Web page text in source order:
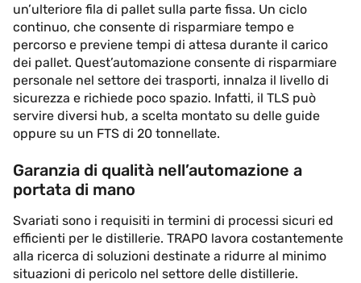
un’ulteriore fila di pallet sulla parte fissa. Un ciclo
continuo, che consente di risparmiare tempo e
percorso e previene tempi di attesa durante il carico
dei pallet. Quest’automazione consente di risparmiare
personale nel settore dei trasporti, innalza il livello di
sicurezza e richiede poco spazio. Infatti, il TLS può
servire diversi hub, a scelta montato su delle guide
oppure su un FTS di 20 tonnellate.
Garanzia di qualità nell’automazione a
portata di mano
Svariati sono i requisiti in termini di processi sicuri ed
efficienti per le distillerie. TRAPO lavora costantemente
alla ricerca di soluzioni destinate a ridurre al minimo
situazioni di pericolo nel settore delle distillerie.